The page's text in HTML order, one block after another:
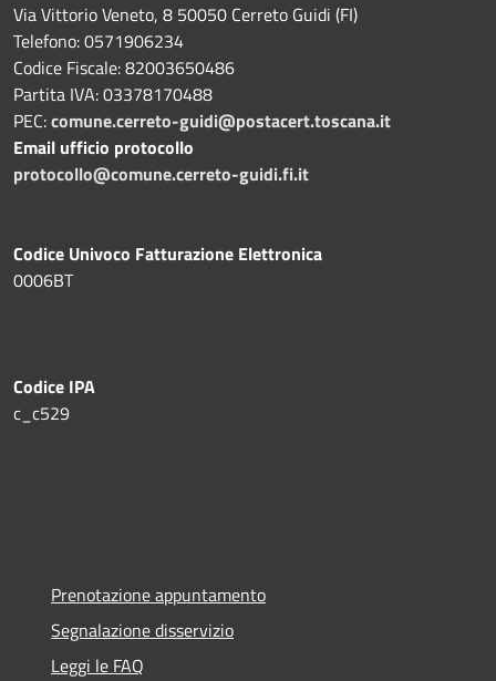
Via Vittorio Veneto, 8 50050 Cerreto Guidi (FI)
Telefono: 0571906234
Codice Fiscale: 82003650486
Partita IVA: 03378170488
PEC:comune.cerreto-guidi@postacert.toscana.it
Email ufficio protocollo
protocollo@comune.cerreto-guidi.fi.it
Codice Univoco Fatturazione Elettronica
0006BT
Codice IPA
c_c529
Prenotazione appuntamento
Segnalazione disservizio
Leggi le FAQ